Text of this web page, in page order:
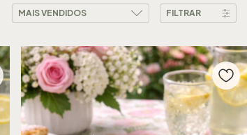
FILTRAR